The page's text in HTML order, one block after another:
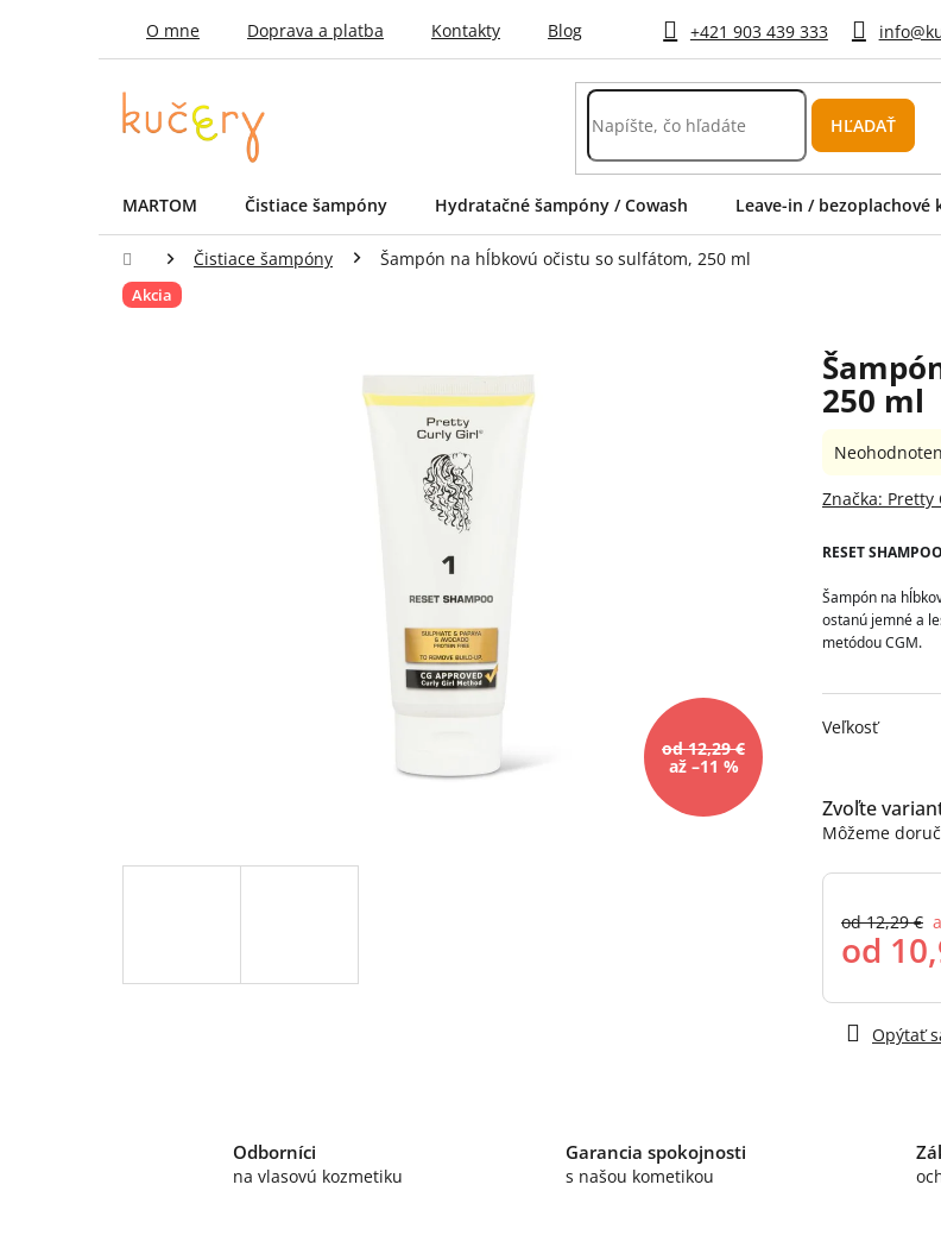
+421 903 439 333
O mne Doprava a platba Kontakty Blog
HĽADAŤ
MARTOM Čistiace šampóny Hydratačné šampóny / Cowash Leave-in / bezoplachové
DomovČistiace šampóny Šampón na hĺbkovú očistu so sulfátom, 250 ml
Akcia
od 12,29 €
až –11 %
250 ml
Veľkosť
Zvoľte
Môžeme
od 12,29 €
od
cena:
RESET
Šampón na
ostanú jemné a
metódou CGM.
Opýtať
Priemerné
produktu
0,0
z
hviezdičiek.
Značka: Pretty
Odborníci
na vlasovú kozmetiku
Garancia spokojnosti
s našou kometikou